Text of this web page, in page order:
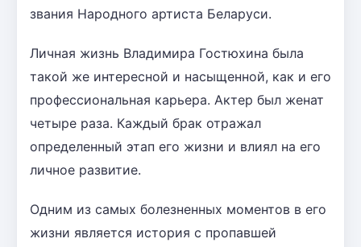
звания Народного артиста Беларуси.
Личная жизнь Владимира Гостюхина была
такой же интересной и насыщенной, как и его
профессиональная карьера. Актер был женат
четыре раза. Каждый брак отражал
определенный этап его жизни и влиял на его
личное развитие.
Одним из самых болезненных моментов в его
жизни является история с пропавшей